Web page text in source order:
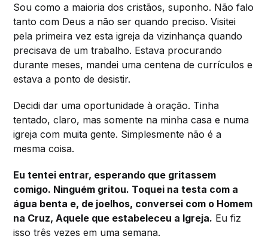
Sou como a maioria dos cristãos, suponho. Não falo
tanto com Deus a não ser quando preciso. Visitei
pela primeira vez esta igreja da vizinhança quando
precisava de um trabalho. Estava procurando
durante meses, mandei uma centena de currículos e
estava a ponto de desistir.
Decidi dar uma oportunidade à oração. Tinha
tentado, claro, mas somente na minha casa e numa
igreja com muita gente. Simplesmente não é a
mesma coisa.
Eu tentei entrar, esperando que gritassem
comigo. Ninguém gritou. Toquei na testa com a
água benta e, de joelhos, conversei com o Homem
na Cruz, Aquele que estabeleceu a Igreja. Eu fiz
isso três vezes em uma semana.